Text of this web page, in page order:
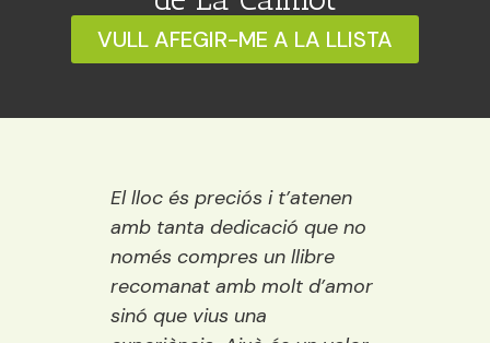
VULL AFEGIR-ME A LA LLISTA
El lloc és preciós i t’atenen
amb tanta dedicació que no
només compres un llibre
recomanat amb molt d’amor
sinó que vius una